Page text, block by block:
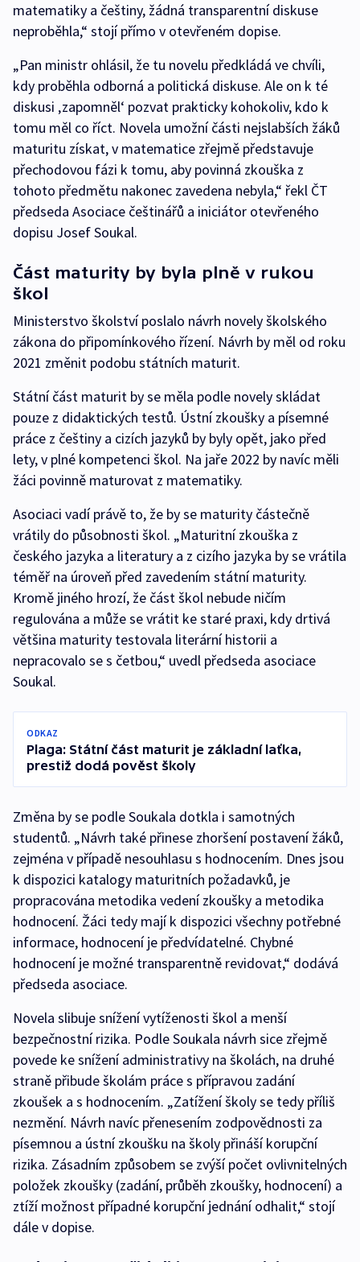
matematiky a češtiny, žádná transparentní diskuse
neproběhla,“ stojí přímo v otevřeném dopise.
„Pan ministr ohlásil, že tu novelu předkládá ve chvíli,
kdy proběhla odborná a politická diskuse. Ale on k té
diskusi ‚zapomněl‘ pozvat prakticky kohokoliv, kdo k
tomu měl co říct. Novela umožní části nejslabších žáků
maturitu získat, v matematice zřejmě představuje
přechodovou fázi k tomu, aby povinná zkouška z
tohoto předmětu nakonec zavedena nebyla,“ řekl ČT
předseda Asociace češtinářů a iniciátor otevřeného
dopisu Josef Soukal.
Část maturity by byla plně v rukou
škol
Ministerstvo školství poslalo návrh novely školského
zákona do připomínkového řízení. Návrh by měl od roku
2021 změnit podobu státních maturit.
Státní část maturit by se měla podle novely skládat
pouze z didaktických testů. Ústní zkoušky a písemné
práce z češtiny a cizích jazyků by byly opět, jako před
lety, v plné kompetenci škol. Na jaře 2022 by navíc měli
žáci povinně maturovat z matematiky.
Asociaci vadí právě to, že by se maturity částečně
vrátily do působnosti škol. „Maturitní zkouška z
českého jazyka a literatury a z cizího jazyka by se vrátila
téměř na úroveň před zavedením státní maturity.
Kromě jiného hrozí, že část škol nebude ničím
regulována a může se vrátit ke staré praxi, kdy drtivá
většina maturity testovala literární historii a
nepracovalo se s četbou,“ uvedl předseda asociace
Soukal.
ODKAZ
Plaga: Státní část maturit je základní laťka,
prestiž dodá pověst školy
Změna by se podle Soukala dotkla i samotných
studentů. „Návrh také přinese zhoršení postavení žáků,
zejména v případě nesouhlasu s hodnocením. Dnes jsou
k dispozici katalogy maturitních požadavků, je
propracována metodika vedení zkoušky a metodika
hodnocení. Žáci tedy mají k dispozici všechny potřebné
informace, hodnocení je předvídatelné. Chybné
hodnocení je možné transparentně revidovat,“ dodává
předseda asociace.
Novela slibuje snížení vytíženosti škol a menší
bezpečnostní rizika. Podle Soukala návrh sice zřejmě
povede ke snížení administrativy na školách, na druhé
straně přibude školám práce s přípravou zadání
zkoušek a s hodnocením. „Zatížení školy se tedy příliš
nezmění. Návrh navíc přenesením zodpovědnosti za
písemnou a ústní zkoušku na školy přináší korupční
rizika. Zásadním způsobem se zvýší počet ovlivnitelných
položek zkoušky (zadání, průběh zkoušky, hodnocení) a
ztíží možnost případné korupční jednání odhalit,“ stojí
dále v dopise.